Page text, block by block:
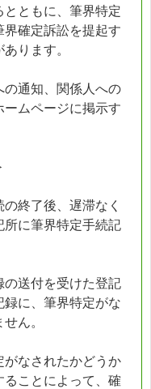
ともに、筆界特定
確定訴訟を提起す
ります。
の通知、関係人への
ムページに掲示す
終了後、遅滞なく
所に筆界特定手続記
の送付を受けた登記
録に、筆界特定がな
ん。
がなされたかどうか
ことによって、確